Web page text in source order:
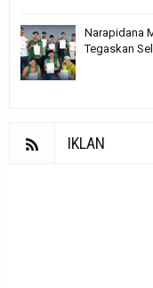
Narapidana
Tegaskan
IKLAN